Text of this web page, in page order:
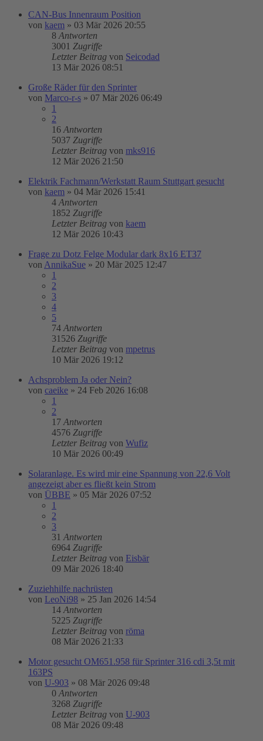
CAN-Bus Innenraum Position
von kaem » 03 Mär 2026 20:55
8 Antworten
3001 Zugriffe
Letzter Beitrag von Seicodad
13 Mär 2026 08:51
Große Räder für den Sprinter
von Marco-r-s » 07 Mär 2026 06:49
1
2
16 Antworten
5037 Zugriffe
Letzter Beitrag von mks916
12 Mär 2026 21:50
Elektrik Fachmann/Werkstatt Raum Stuttgart gesucht
von kaem » 04 Mär 2026 15:41
4 Antworten
1852 Zugriffe
Letzter Beitrag von kaem
12 Mär 2026 10:43
Frage zu Dotz Felge Modular dark 8x16 ET37
von AnnikaSue » 20 Mär 2025 12:47
1
2
3
4
5
74 Antworten
31526 Zugriffe
Letzter Beitrag von mpetrus
10 Mär 2026 19:12
Achsproblem Ja oder Nein?
von caeike » 24 Feb 2026 16:08
1
2
17 Antworten
4576 Zugriffe
Letzter Beitrag von Wufiz
10 Mär 2026 00:49
Solaranlage. Es wird mir eine Spannung von 22,6 Volt
angezeigt aber es fließt kein Strom
von ÜBBE » 05 Mär 2026 07:52
1
2
3
31 Antworten
6964 Zugriffe
Letzter Beitrag von Eisbär
09 Mär 2026 18:40
Zuziehhilfe nachrüsten
von LeoNi98 » 25 Jan 2026 14:54
14 Antworten
5225 Zugriffe
Letzter Beitrag von röma
08 Mär 2026 21:33
Motor gesucht OM651.958 für Sprinter 316 cdi 3,5t mit
163PS
von U-903 » 08 Mär 2026 09:48
0 Antworten
3268 Zugriffe
Letzter Beitrag von U-903
08 Mär 2026 09:48